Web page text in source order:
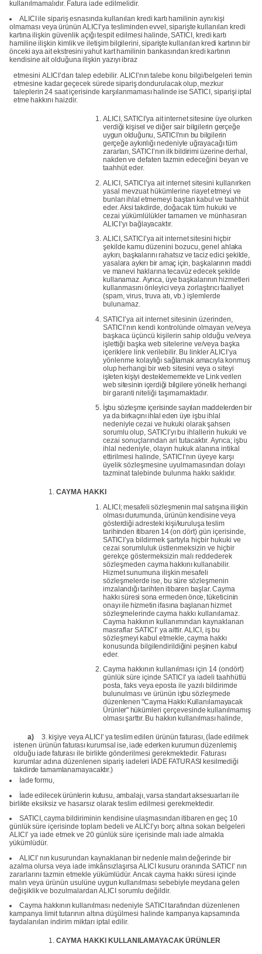
kullanılmamalıdır. Fatura iade edilmelidir.
ALICIile siparişesnasındakullanılan kredi kartıhamilinin aynıkişi
olmaması veyaürünün ALICI’ya tesliminden evvel,siparişte kullanılan kredi
kartınailişkin güvenlik açığıtespit edilmesi halinde,SATICI, kredi kartı
hamiline ilişkin kimlikveiletişimbilgilerini,siparişte kullanılan kredi kartının bir
önceki ayaaitekstresini yahutkarthamilinin bankasından kredi kartının
kendisine aitolduğunailişkin yazıyıibraz
etmesini ALICI’dan talep edebilir. ALICI’nın talebe konu bilgi/belgeleri temin
etmesine kadargeçecek sürede siparişdondurulacakolup,mezkur
taleplerin 24 saatiçerisinde karşılanmaması halinde ise SATICI, siparişi iptal
etme hakkını haizdir.
ALICI,SATICI’ya aitinternetsitesine üye olurken
verdiği kişisel ve diğer sair bilgilerin gerçeğe
uygun olduğunu, SATICI’nın bu bilgilerin
gerçeğe aykırılığınedeniyle uğrayacağıtüm
zararları,SATICI’nın ilk bildirimi üzerine derhal,
nakden ve defaten tazmin edeceğini beyan ve
taahhüt eder.
ALICI, SATICI’ya ait internet sitesini kullanırken
yasal mevzuat hükümlerine riayetetmeyi ve
bunlarıihlal etmemeyi baştan kabul ve taahhüt
eder. Aksi takdirde, doğacak tüm hukuki ve
cezai yükümlülükler tamamen ve münhasıran
ALICI’yı bağlayacaktır.
ALICI,SATICI’yaaitinternetsitesini hiçbir
şekilde kamu düzenini bozucu,genel ahlaka
aykırı, başkalarınırahatsızve tacizedici şekilde,
yasalara aykırı bir amaç için, başkalarının maddi
ve manevi haklarınatecavüzedecekşekilde
kullanamaz. Ayrıca, üye başkalarının hizmetleri
kullanmasınıönleyici veya zorlaştırıcıfaaliyet
(spam, virus, truva atı, vb.) işlemlerde
bulunamaz.
SATICI’ya ait internet sitesinin üzerinden,
SATICI’nın kendi kontrolünde olmayan ve/veya
başkaca üçüncü kişilerin sahip olduğu ve/veya
işlettiği başka web sitelerine ve/veya başka
içeriklere link verilebilir. Bu linkler ALICI’ya
yönlenme kolaylığı sağlamak amacıyla konmuş
olupherhangi bir web sitesini veya ositeyi
işleten kişiyi desteklememekte ve Linkverilen
websitesinin içerdiği bilgilere yönelik herhangi
birgaranti niteliği taşımamaktadır.
İşbu sözleşme içerisinde sayılan maddelerden bir
ya da birkaçını ihlal eden üye işbu ihlal
nedeniyle cezai ve hukuki olarakşahsen
sorumlu olup, SATICI’yı bu ihlallerin hukuki ve
cezai sonuçlarından ari tutacaktır. Ayrıca; işbu
ihlal nedeniyle, olayın hukuk alanına intikal
ettirilmesi halinde, SATICI’nın üyeye karşı
üyelik sözleşmesine uyulmamasından dolayı
tazminat talebinde bulunma hakkı saklıdır.
CAYMA HAKKI
ALICI;mesafeli sözleşmenin mal satışına ilişkin
olmasıdurumunda, ürünün kendisine veya
gösterdiği adresteki kişi/kuruluşa teslim
tarihinden itibaren 14(ondört) gün içerisinde,
SATICI’ya bildirmek şartıyla hiçbir hukuki ve
cezai sorumluluk üstlenmeksizin ve hiçbir
gerekçe göstermeksizin malı reddederek
sözleşmeden cayma hakkınıkullanabilir.
Hizmetsunumuna ilişkin mesafeli
sözleşmelerde ise, bu süre sözleşmenin
imzalandığıtarihten itibaren başlar. Cayma
hakkısüresi sona ermeden önce, tüketicinin
onayıile hizmetin ifasına başlanan hizmet
sözleşmelerindecayma hakkı kullanılamaz.
Cayma hakkının kullanımından kaynaklanan
masraflar SATICI’ ya aittir. ALICI, işbu
sözleşmeyi kabul etmekle, cayma hakkı
konusunda bilgilendirildiğini peşinen kabul
eder.
Cayma hakkının kullanılması için 14 (ondört)
günlük süre içinde SATICI' ya iadeli taahhütlü
posta, faks veya eposta ile yazılı bildirimde
bulunulması ve ürünün işbu sözleşmede
düzenlenen "Cayma Hakkı Kullanılamayacak
Ürünler" hükümleri çerçevesinde kullanılmamış
olmasışarttır. Bu hakkın kullanılması halinde,
a) 3. kişiye veyaALICI’ yateslimedilen ürünün faturası,(İade edilmek
istenenürünün faturası kurumsal ise,iade ederken kurumun düzenlemiş
olduğu iade faturası ile birlikte gönderilmesi gerekmektedir. Faturası
kurumlar adına düzenlenen sipariş iadeleri İADE FATURASI kesilmediği
takdirde tamamlanamayacaktır.)
İade formu,
İade edilecekürünlerin kutusu, ambalajı, varsa standartaksesuarlarıile
birlikteeksiksiz ve hasarsız olarak teslim edilmesi gerekmektedir.
SATICI,cayma bildiriminin kendisine ulaşmasından itibaren en geç 10
günlüksüre içerisinde toplam bedeli ve ALICI’yı borç altına sokan belgeleri
ALICI’ ya iade etmek ve 20 günlük süre içerisinde malı iade almakla
yükümlüdür.
ALICI’ nın kusurundan kaynaklanan birnedenle malın değerinde bir
azalma olursa veya iade imkânsızlaşırsa ALICI kusuru oranında SATICI’ nın
zararlarını tazmin etmekle yükümlüdür. Ancak cayma hakkı süresi içinde
malın veya ürünün usulüne uygun kullanılması sebebiyle meydana gelen
değişiklikve bozulmalardan ALICI sorumlu değildir.
Cayma hakkının kullanılması nedeniyle SATICI tarafından düzenlenen
kampanya limit tutarının altına düşülmesi halinde kampanya kapsamında
faydalanılan indirim miktarı iptal edilir.
CAYMA HAKKI KULLANILAMAYACAKÜRÜNLER